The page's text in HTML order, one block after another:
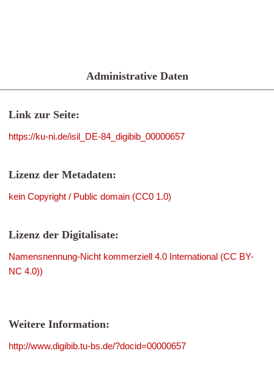
Administrative Daten
Link zur Seite:
https://ku-ni.de/isil_DE-84_digibib_00000657
Lizenz der Metadaten:
kein Copyright / Public domain (CC0 1.0)
Lizenz der Digitalisate:
Namensnennung-Nicht kommerziell 4.0 International (CC BY-
NC 4.0))
Weitere Information:
http://www.digibib.tu-bs.de/?docid=00000657